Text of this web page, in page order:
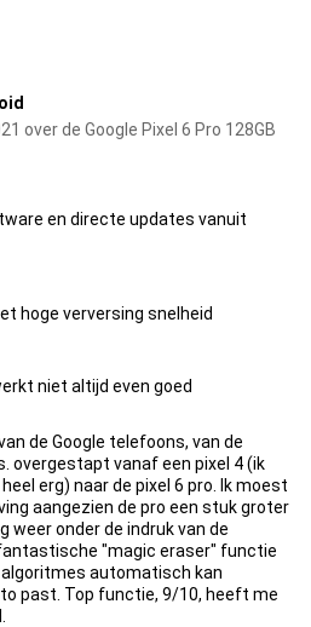
over de Google Pixel 6 Pro 128GB
en directe updates vanuit
hoge verversing snelheid
niet altijd even goed
de Google telefoons, van de
overgestapt vanaf een pixel 4 (ik
erg) naar de pixel 6 pro. Ik moest
aangezien de pro een stuk groter
weer onder de indruk van de
"magic eraser" functie
algoritmes automatisch kan
past. Top functie, 9/10, heeft me